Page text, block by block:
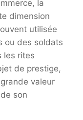
la
dimension
utilisée
ou des soldats
les rites
de prestige,
valeur
son